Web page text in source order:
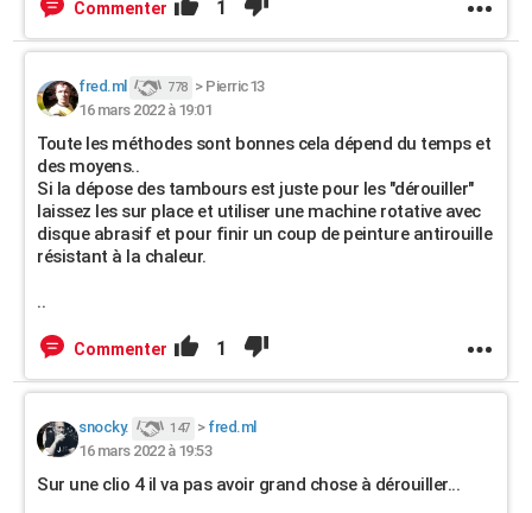
Commenter 1
fred.ml 778 > Pierric13
16 mars 2022 à 19:01
Toute les méthodes sont bonnes cela dépend du temps et
des moyens..
Si la dépose des tambours est juste pour les "dérouiller"
laissez les sur place et utiliser une machine rotative avec
disque abrasif et pour finir un coup de peinture antirouille
résistant à la chaleur.
..
Commenter 1
snocky. 147 > fred.ml
16 mars 2022 à 19:53
Sur une clio 4 il va pas avoir grand chose à dérouiller...